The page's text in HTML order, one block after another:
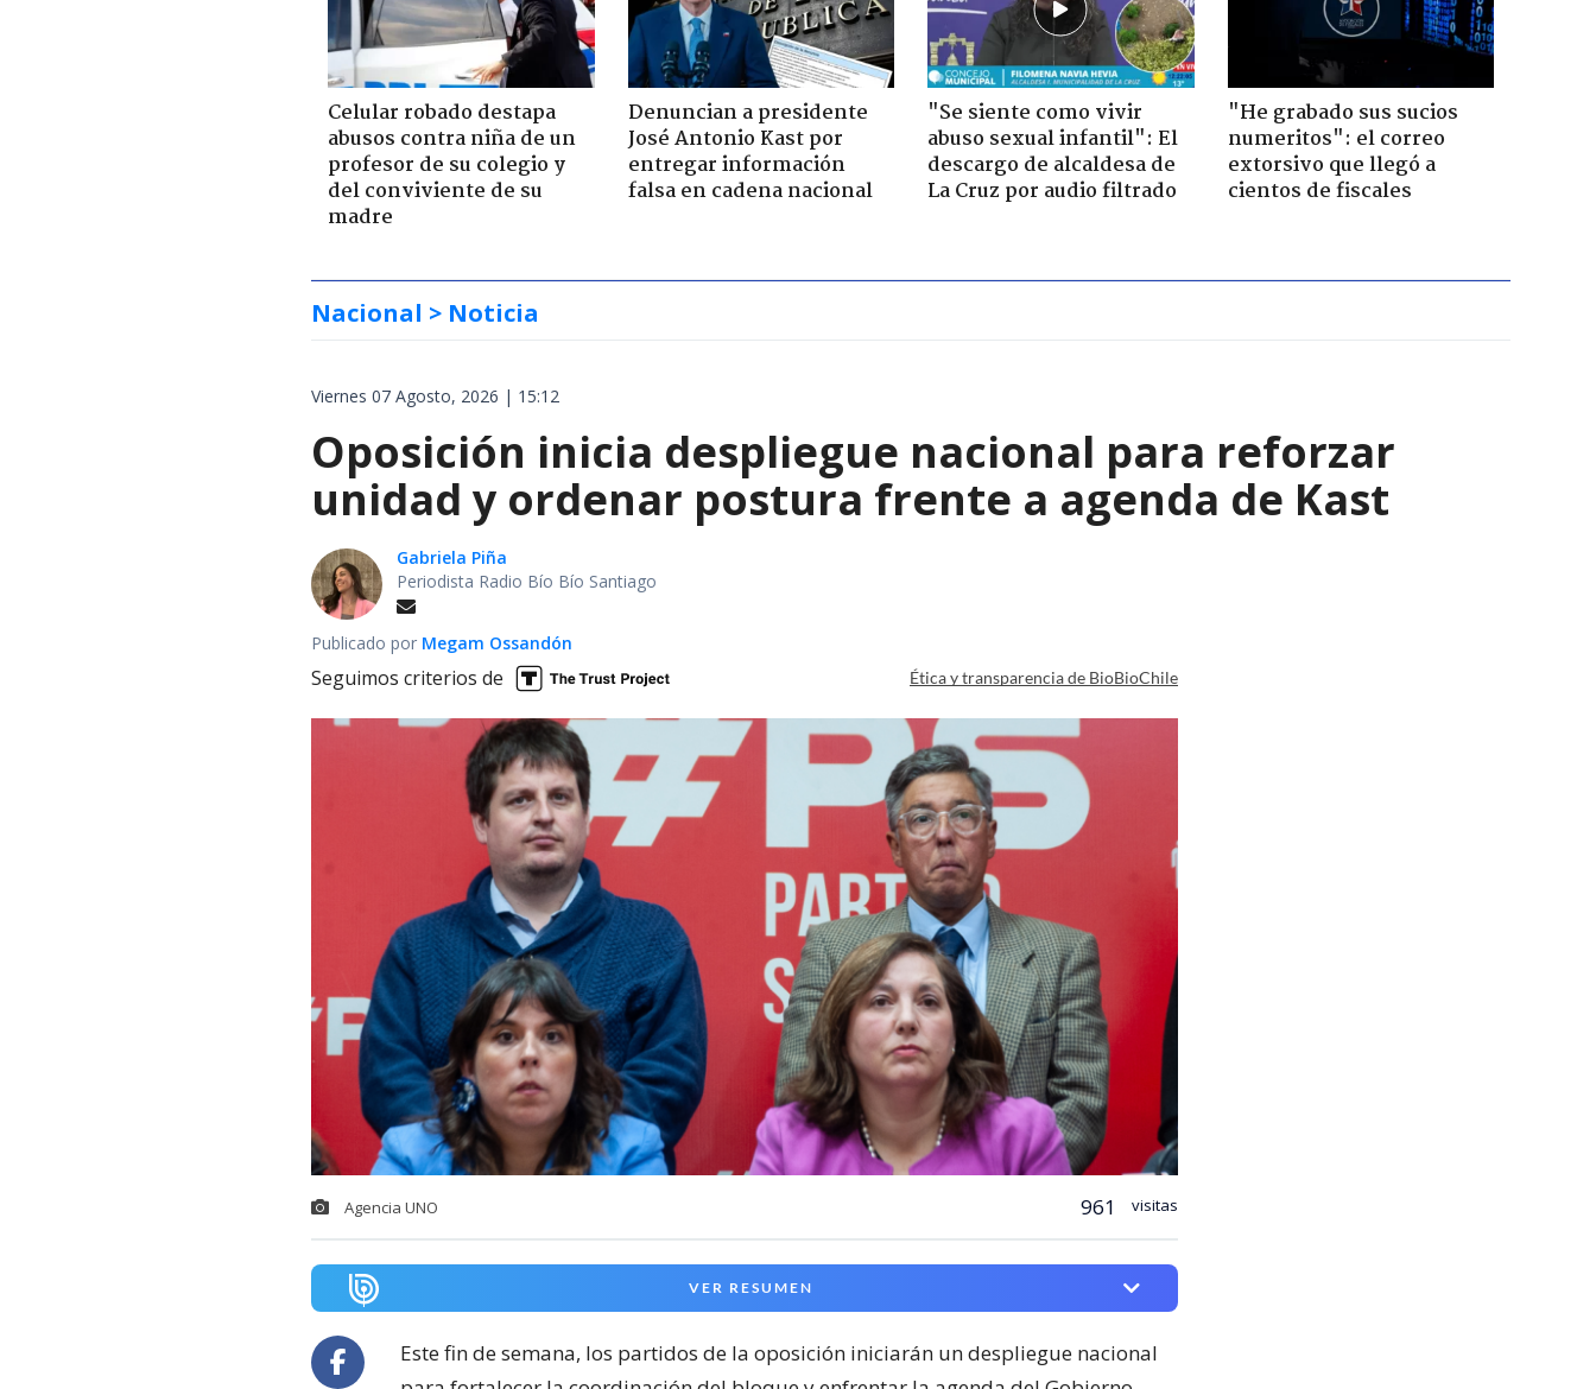
Celular robado destapa
abusos contra niña de un
profesor de su colegio y
del conviviente de su
madre
Denuncian a presidente
José Antonio Kast por
entregar información
falsa en cadena nacional
"Se siente como vivir
abuso sexual infantil": El
descargo de alcaldesa de
La Cruz por audio filtrado
"He grabado sus sucios
numeritos": el correo
extorsivo que llegó a
cientos de fiscales
Nacional > Noticia
Viernes 07 Agosto, 2026 | 15:12
Oposición inicia despliegue nacional para reforzar
unidad y ordenar postura frente a agenda de Kast
Gabriela Piña
Periodista Radio Bío Bío Santiago
Publicado por Megam Ossandón
Seguimos criterios de Ética y transparencia de BioBioChile
Agencia UNO 961 visitas
VER RESUMEN
Este fin de semana, los partidos de la oposición iniciarán un despliegue nacional